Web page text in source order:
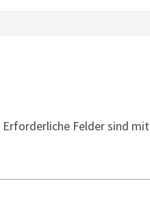
Erforderliche Felder sind mit